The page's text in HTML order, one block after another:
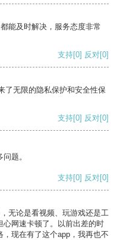
能及时解决，服务态度非常
支持[0] 反对[0]
了无限的隐私保护和安全性保
支持[0] 反对[0]
题。
支持[0] 反对[0]
无论是看视频、玩游戏还是工
网速卡顿了。以前出差的时
现在有了这个app，我再也不